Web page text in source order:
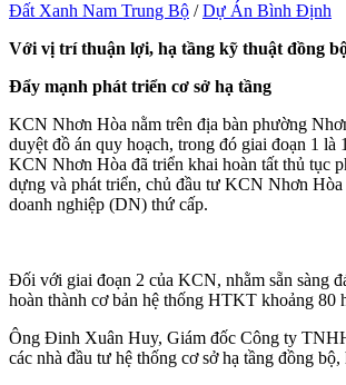
Đất Xanh Nam Trung Bộ /Dự Án Bình Định
Với vị trí thuận lợi, hạ tầng kỹ thuật đồng
Đẩy mạnh phát triển cơ sở hạ tầng
KCN Nhơn Hòa nằm trên địa bàn phường
duyệt đồ án quy hoạch, trong đó giai đoạn 1
KCN Nhơn Hòa đã triển khai hoàn tất thủ tục
dựng và phát triển, chủ đầu tư KCN Nhơn
doanh nghiệp (DN) thứ cấp.
Đối với giai đoạn 2 của KCN, nhằm sẵn sàng
hoàn thành cơ bản hệ thống HTKT khoảng 80
Ông Đinh Xuân Huy, Giám đốc Công ty
các nhà đầu tư hệ thống cơ sở hạ tầng đồng